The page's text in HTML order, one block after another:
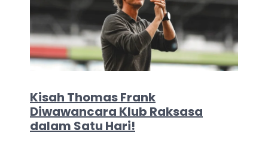
Kisah Thomas Frank
Diwawancara Klub Raksasa
dalam Satu Hari!